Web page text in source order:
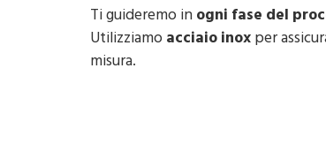
Ti guideremo inogni fase del
Utilizziamo acciaio inoxper
misura.